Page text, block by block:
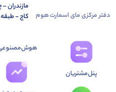
دفتر مرکزی مای اسمارت هوم
کاج - طبقه
پنل‌مشتریان